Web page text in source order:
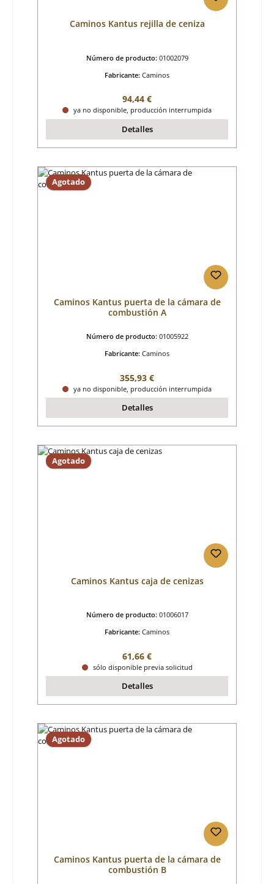
Caminos Kantus rejilla de ceniza
Número de producto: 01002079
Fabricante: Caminos
Precio normal:
94,44 €
ya no disponible, producción interrumpida
Detalles
Agotado
Caminos Kantus puerta de la cámara de
combustión A
Número de producto: 01005922
Fabricante: Caminos
Precio normal:
355,93 €
ya no disponible, producción interrumpida
Detalles
Agotado
Caminos Kantus caja de cenizas
Número de producto: 01006017
Fabricante: Caminos
Precio normal:
61,66 €
sólo disponible previa solicitud
Detalles
Agotado
Caminos Kantus puerta de la cámara de
combustión B